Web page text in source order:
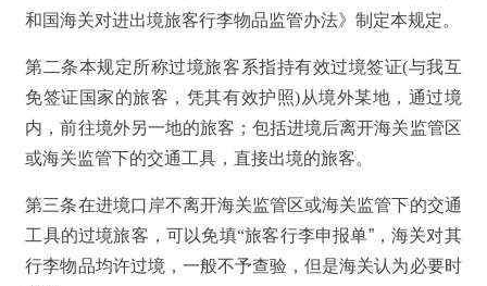
和国海关对进出境旅客行李物品监管办法》制定本规定。
第二条本规定所称过境旅客系指持有效过境签证(与我互
免签证国家的旅客，凭其有效护照)从境外某地，通过境
内，前往境外另一地的旅客；包括进境后离开海关监管区
或海关监管下的交通工具，直接出境的旅客。
第三条在进境口岸不离开海关监管区或海关监管下的交通
工具的过境旅客，可以免填“旅客行李申报单”，海关对其
行李物品均许过境，一般不予查验，但是海关认为必要时